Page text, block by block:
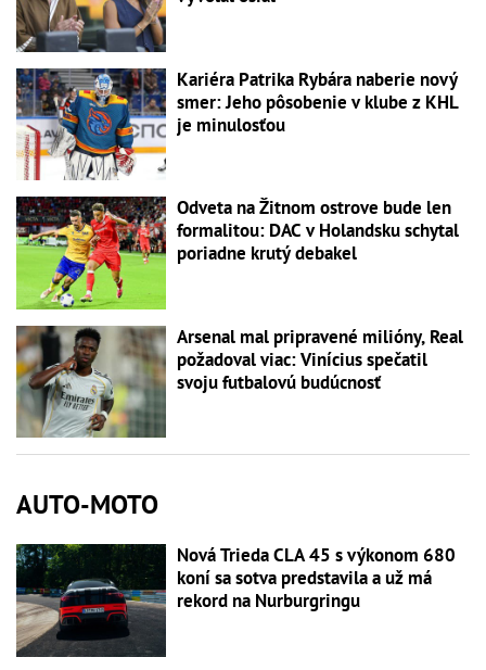
Kariéra Patrika Rybára naberie nový
smer: Jeho pôsobenie v klube z KHL
je minulosťou
Odveta na Žitnom ostrove bude len
formalitou: DAC v Holandsku schytal
poriadne krutý debakel
Arsenal mal pripravené milióny, Real
požadoval viac: Vinícius spečatil
svoju futbalovú budúcnosť
AUTO-MOTO
Nová Trieda CLA 45 s výkonom 680
koní sa sotva predstavila a už má
rekord na Nurburgringu